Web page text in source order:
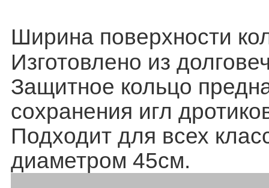
Ширина поверхности
Изготовлено из
Защитное кольцо
сохранения игл
Подходит для всех
диаметром 45см.